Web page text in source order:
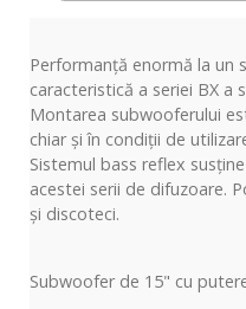
Performanță enormă la un
caracteristică a seriei BX a
Montarea subwooferului
chiar și în condiții de
Sistemul bass reflex
acestei serii de difuzoare.
și discoteci.
Subwoofer de 15" cu